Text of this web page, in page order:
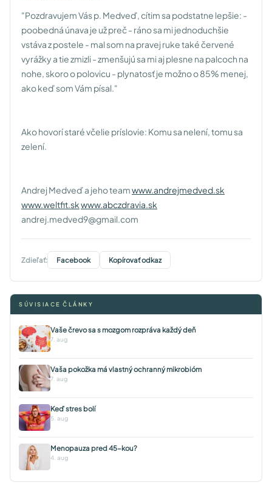
"Pozdravujem Vás p. Medveď, cítim sa podstatne lepšie: -
poobedná únava je už preč- ráno sa mi jednoduchšie
vstáva z postele - mal som na pravej ruke také červené
vyrážky a tie zmizli - zmenšujú sa mi aj plesne na palcoch na
nohe, skoro o polovicu - plynatosť je možno o 85% menej,
ako keď som Vám písal."
Ako hovorí staré včelie príslovie: Komu sa nelení, tomu sa
zelení.
Andrej Medveď a jeho teamwww.andrejmedved.sk
www.weltfit.skwww.abczdravia.sk
andrej.medved9@gmail.com
Zdieľať: Facebook Kopírovať odkaz
SÚVISIACE ČLÁNKY
Vaše črevo sa s mozgom rozpráva každý deň
7. aug
Vaša pokožka má vlastný ochranný mikrobióm
7. aug
Keď stres bolí
5. aug
Menopauza pred 45-kou?
4. aug